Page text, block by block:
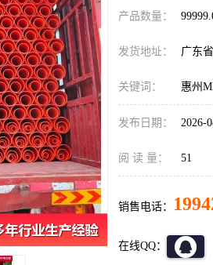
产品数量：
发货地址： 广东
关键词： 惠州
发布日期： 2026-
阅 读 量： 51
销售电话：
在线QQ：